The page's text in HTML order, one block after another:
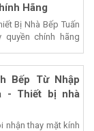
Hãng
Bị Nhà Bếp Tuấn
chính hãng
Bếp Từ Nhập
- Thiết bị nhà
nhận thay mặt kính